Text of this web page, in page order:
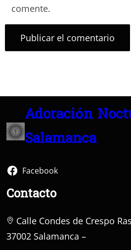
comente.
Adoración
Salamanca
Facebook
Contacto
Calle Condes de Crespo
37002 Salamanca –